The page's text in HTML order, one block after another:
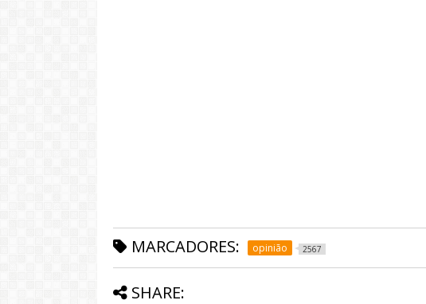
MARCADORES: opinião 2567
SHARE: